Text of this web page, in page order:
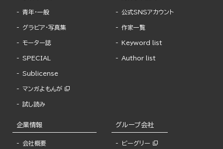
青年・一般
グラビア・写真集
モーター誌
SPECIAL
Sublicense
マンガよもんが
試し読み
公式SNSアカウント
作家一覧
Keyword list
Author list
企業情報
会社概要
グループ会社
ビーグリー